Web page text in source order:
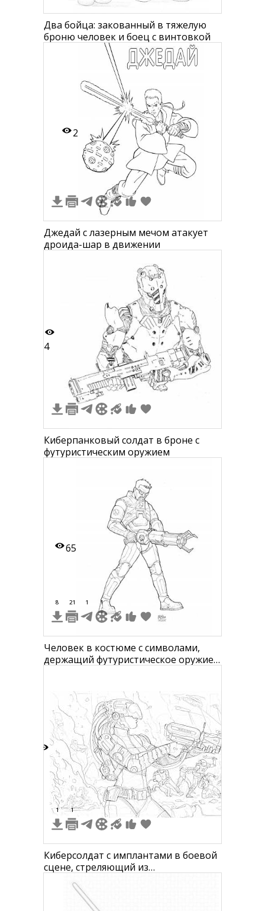
Два бойца: закованный в тяжелую
броню человек и боец с винтовкой
2
Джедай с лазерным мечом атакует
дроида-шар в движении
4
Киберпанковый солдат в броне с
футуристическим оружием
65
8 21 1 1
Человек в костюме с символами,
держащий футуристическое оружие с
1 1
Киберсолдат с имплантами в боевой
сцене, стреляющий из
отряды бойцов, здания и дым.